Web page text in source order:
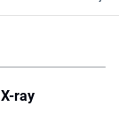
ray